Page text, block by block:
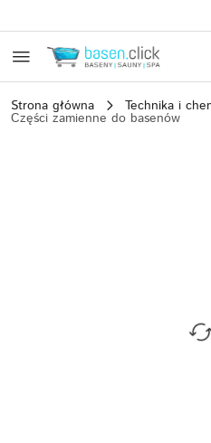
Strona główna Technika i
Części zamienne do basenów